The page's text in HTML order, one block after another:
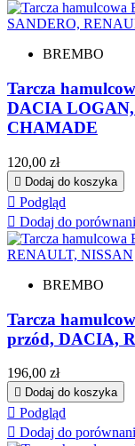
BREMBO
Tarcza
DACIA
CHAMADE
Cena
120,00 zł
 Dodaj do koszyka
 Podgląd
 Dodaj do
BREMBO
Tarcza
przód, DACIA,
Cena
196,00 zł
 Dodaj do koszyka
 Podgląd
 Dodaj do